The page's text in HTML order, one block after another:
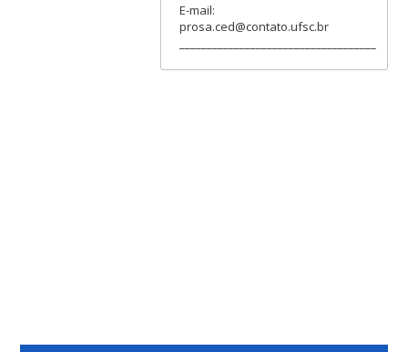
E-mail:
prosa.ced@contato.ufsc.br